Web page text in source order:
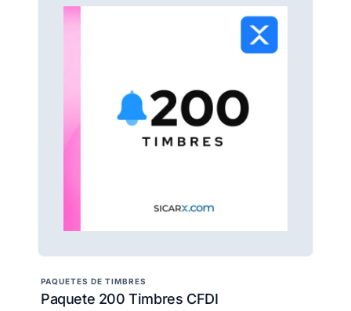
PAQUETES DE TIMBRES
Paquete 200 Timbres CFDI